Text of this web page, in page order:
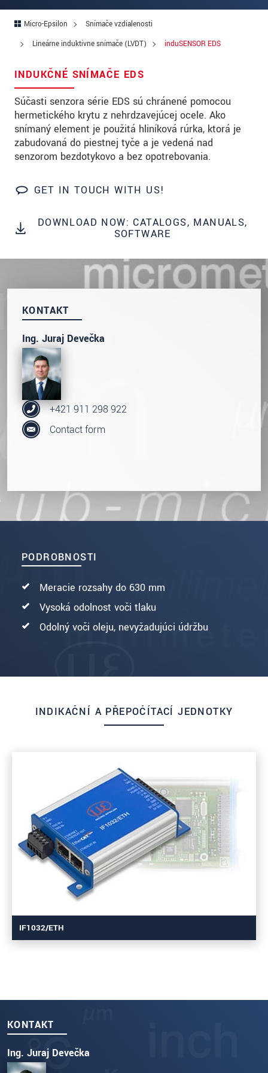
Micro-Epsilon
Snímače vzdialenosti
Lineárne induktívne snímače (LVDT)
induSENSOR EDS
INDUKČNÉ SNÍMAČE EDS
Súčasti senzora série EDS sú chránené pomocou
hermetického krytu z nehrdzavejúcej ocele. Ako
snímaný element je použitá hliníková rúrka, ktorá je
zabudovaná do piestnej tyče a je vedená nad
senzorom bezdotykovo a bez opotrebovania.
GET IN TOUCH WITH US!
DOWNLOAD NOW: CATALOGS, MANUALS,
SOFTWARE
PODROBNOSTI
Meracie rozsahy do 630 mm
Vysoká odolnosť voči tlaku
Odolný voči oleju, nevyžadujúci údržbu
KONTAKT
Ing. Juraj Devečka
+421 911 298 922
Contact form
PSČ
Telefon
E-Mail*
Vaša správa *
Please keep me informed about product
S vašimi údaji zacházíme důvěrně. Přečtěte si
prohlášení o ochraně osobních údajů
ODOSLAŤ SPRÁVU
INDIKAČNÍ A PŘEPOČÍTACÍ JEDNOTKY
IF1032/ETH
KONTAKT
Ing. Juraj Devečka